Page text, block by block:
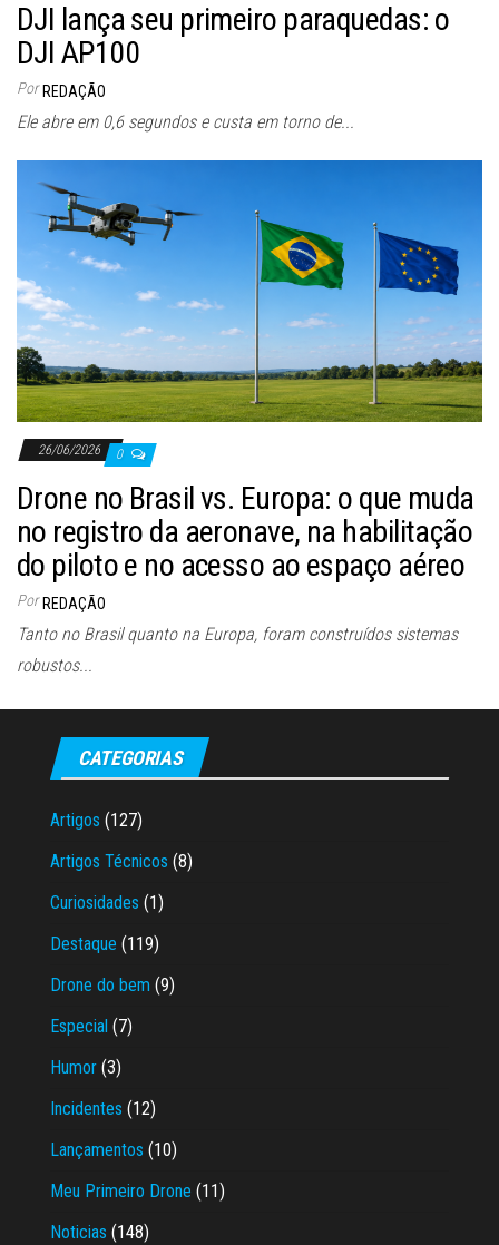
DJI lança seu primeiro paraquedas: o
DJI AP100
Por REDAÇÃO
Ele abre em 0,6 segundos e custa em torno de...
26/06/2026 0
Drone no Brasil vs. Europa: o que muda
no registro da aeronave, na habilitação
do piloto e no acesso ao espaço aéreo
Por REDAÇÃO
Tanto no Brasil quanto na Europa, foram construídos sistemas
robustos...
CATEGORIAS
Artigos (127)
Artigos Técnicos (8)
Curiosidades (1)
Destaque (119)
Drone do bem (9)
Especial (7)
Humor (3)
Incidentes (12)
Lançamentos (10)
Meu Primeiro Drone (11)
Noticias (148)